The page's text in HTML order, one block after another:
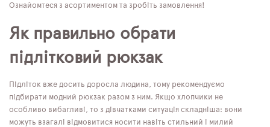
Ознайомтеся з асортиментом та зробіть замовлення!
Як правильно обрати
підлітковий рюкзак
Підліток вже досить доросла людина, тому рекомендуємо
підбирати модний рюкзак разом з ним. Якщо хлопчики не
особливо вибагливі, то з дівчатками ситуація складніша: вони
можуть взагалі відмовитися носити навіть стильний і милий